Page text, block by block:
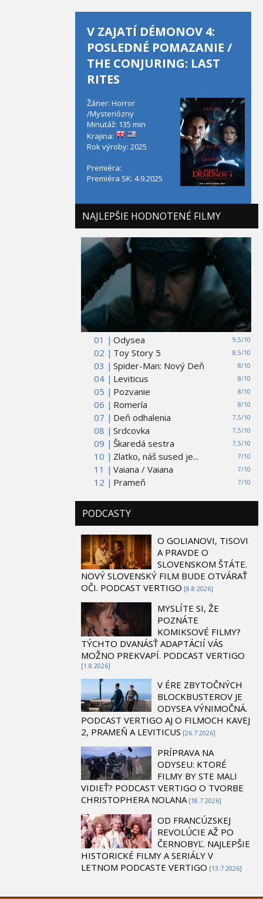
V ZAJATÍ DÉMONOV 4:
POSLEDNÉ POMAZANIE /
THE CONJURING: LAST
RITES
Žáner: Horror
/Mysteriózny
Minutáž: 135 min
Krajina:
Rok výroby: 2025
Premiéra:
Premiéra SK: 4.9.2025
NAJLEPŠIE HODNOTENÉ FILMY
01 | 9,5/10
Odysea
02 |
8,5/10
Toy Story 5
03 |
8/10
Spider-Man: Nový Deň
04 |
8/10
Leviticus
05 |
8/10
Pozvanie
06 |
8/10
Romería
07 |
7,5/10
Deň odhalenia
08 |
7,5/10
Srdcovka
09 |
7,5/10
Škaredá sestra
10 |
7/10
Zlatko, náš sused je...
11 |
7/10
Vaiana / Vaiana
12 |
7/10
Prameň
PODCASTY
O GOLIANOVI, TISOVI
A PRAVDE O
SLOVENSKOM ŠTÁTE.
NOVÝ SLOVENSKÝ FILM BUDE OTVÁRAŤ
OČI. PODCAST VERTIGO [8.8 2026]
MYSLÍTE SI, ŽE
POZNÁTE
KOMIKSOVÉ FILMY?
TÝCHTO DVANÁSŤ ADAPTÁCIÍ VÁS
MOŽNO PREKVAPÍ. PODCAST VERTIGO
[1.8 2026]
V ÉRE ZBYTOČNÝCH
BLOCKBUSTEROV JE
ODYSEA VÝNIMOČNÁ.
PODCAST VERTIGO AJ O FILMOCH KAVEJ
2, PRAMEŇ A LEVITICUS [26.7 2026]
PRÍPRAVA NA
ODYSEU: KTORÉ
FILMY BY STE MALI
VIDIEŤ? PODCAST VERTIGO O TVORBE
CHRISTOPHERA NOLANA [18.7 2026]
OD FRANCÚZSKEJ
REVOLÚCIE AŽ PO
ČERNOBYĽ. NAJLEPŠIE
HISTORICKÉ FILMY A SERIÁLY V
LETNOM PODCASTE VERTIGO [13.7 2026]